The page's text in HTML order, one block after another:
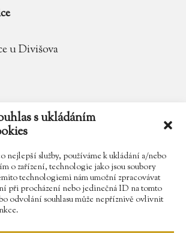
s ukládáním
nejlepší služby, používáme k ukládání a/nebo
o zařízení, technologie jako jsou soubory
technologiemi nám umožní zpracovávat
při procházení nebo jedinečná ID na tomto
odvolání souhlasu může nepříznivě ovlivnit
u Divišova
467
Facebooku